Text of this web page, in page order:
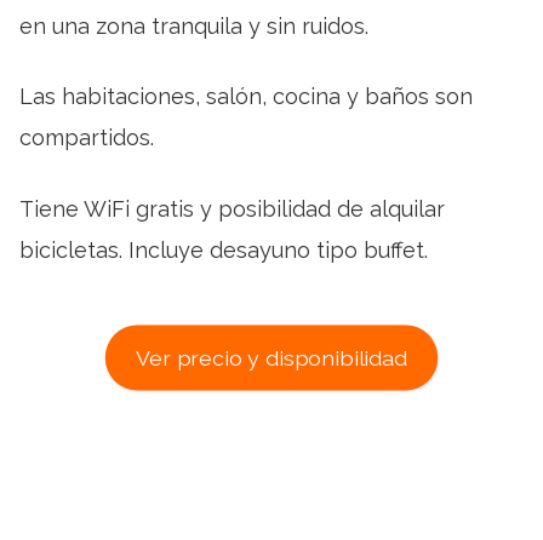
en una zona tranquila y sin ruidos.
Las habitaciones, salón, cocina y baños son
compartidos.
Tiene WiFi gratis y posibilidad de alquilar
bicicletas. Incluye desayuno tipo buffet.
Ver precio y disponibilidad